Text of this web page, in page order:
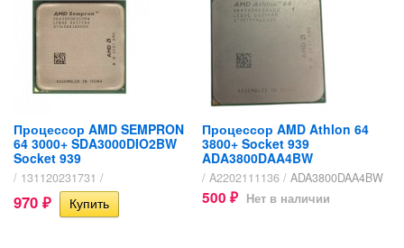
Процессор AMD SEMPRON
64 3000+ SDA3000DIO2BW
Socket 939
/ 131120231731 /
970 ₽
Процессор AMD Athlon 64
3800+ Socket 939
ADA3800DAA4BW
/ A2202111136 / ADA3800DAA4BW
500 ₽ Нет в наличии